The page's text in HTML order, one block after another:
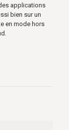
applications
bien sur un
en mode hors